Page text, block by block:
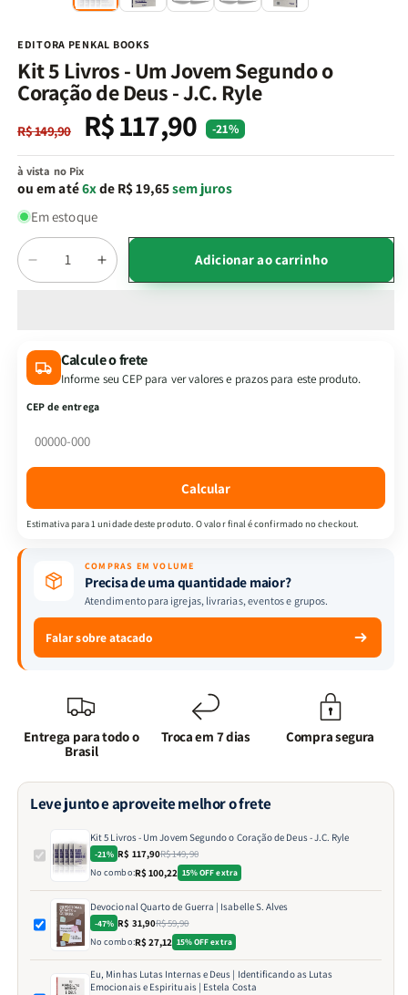
EDITORA PENKAL BOOKS
Kit 5 Livros - Um Jovem Segundo o
Coração de Deus - J.C. Ryle
Preço
normal
R$ 149,90
Preço
promocional
R$ 117,90 -21%
à vista no Pix
ou em até6xde R$ 19,65sem juros
Em estoque
Quantidade
Diminuir
a
5
Livros
-
Jovem
de
J.C.
Ryle
Aumentar
a
5
Livros
de
J.C.
Ryle
Adicionar ao carrinho
Calcule o frete
Informe seu CEP para ver valores e prazos para este produto.
CEP de entrega
Calcular
Estimativa para 1 unidade deste produto. O valor final é confirmado no checkout.
COMPRAS EM VOLUME
Precisa de uma quantidade maior?
Atendimento para igrejas, livrarias, eventos e grupos.
Falar sobre atacado
Entrega para todo o
Brasil
Troca em 7 dias Compra segura
Leve junto e aproveite melhor o frete
Kit 5 Livros - Um Jovem Segundo o Coração de Deus - J.C. Ryle
-21% R$ 117,90R$ 149,90
No combo:R$ 100,22 15% OFF extra
Devocional Quarto de Guerra | Isabelle S. Alves
-47% R$ 31,90R$ 59,90
No combo:R$ 27,12 15% OFF extra
Eu, Minhas Lutas Internas e Deus | Identificando as Lutas
Emocionais e Espirituais | Estela Costa